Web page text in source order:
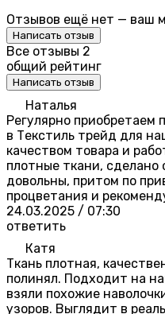
Отзывов ещё нет — ваш
Написать отзыв
Все отзывы 2
общий рейтинг
Написать отзыв
Наталья
Регулярно приобретаем
в Текстиль трейд для
качеством товара и
плотные ткани,
довольны, притом по
процветания и
24.03.2025 / 07:30
ответить
Катя
Ткань плотная,
полинял. Подходит на
взяли похожие
узоров. Выглядит в